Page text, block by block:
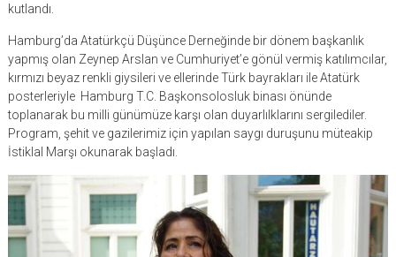
kutlandı.
Hamburg’da Atatürkçü Düşünce Derneğinde bir dönem başkanlık
yapmış olan Zeynep Arslan ve Cumhuriyet’e gönül vermiş katılımcılar,
kırmızı beyaz renkli giysileri ve ellerinde Türk bayrakları ile Atatürk
posterleriyle Hamburg T.C. Başkonsolosluk binası önünde
toplanarak bu milli günümüze karşı olan duyarlılklarını sergilediler.
Program, şehit ve gazilerimiz için yapılan saygı duruşunu müteakip
İstiklal Marşı okunarak başladı.